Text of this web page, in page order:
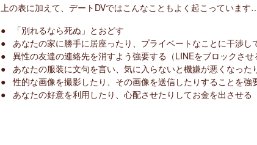
上の表に加えて、デートDVではこんなこともよく起こっています
「別れるなら死ぬ」とおどす
あなたの家に勝手に居座ったり、プライベートなことに干渉し
異性の友達の連絡先を消すよう強要する（LINEをブロックさ
あなたの服装に文句を言い、気に入らないと機嫌が悪くなった
性的な画像を撮影したり、その画像を送信したりすることを強
あなたの好意を利用したり、心配させたりしてお金を出させる